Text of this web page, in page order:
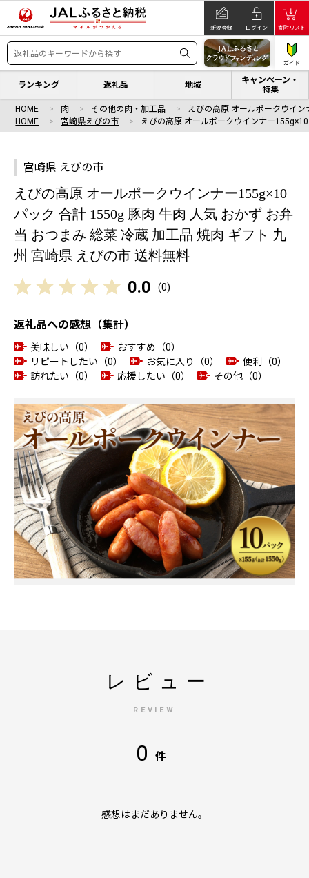
新規登録 ログイン 寄附リスト
ガイド
ランキング 返礼品 地域
キャンペーン・
特集
HOME 肉 その他の肉・加工品
えびの高原 オールポークウイ
HOME
宮崎県えびの市 えびの高原 オールポークウインナー
宮崎県 えびの市
えびの高原 オールポークウインナー155g×10
パック 合計 1550g 豚肉 牛肉 人気 おかず お弁
当 おつまみ 総菜 冷蔵 加工品 焼肉 ギフト 九
州 宮崎県 えびの市 送料無料
0.0 (0)
返礼品への感想（集計）
美味しい（0）
おすすめ（0）
リピートしたい（0）
お気に入り（0）
便利（0）
訪れたい（0）
応援したい（0） その他（0）
レビュー
REVIEW
0 件
感想はまだありません。